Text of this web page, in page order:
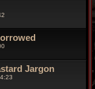
Jargon